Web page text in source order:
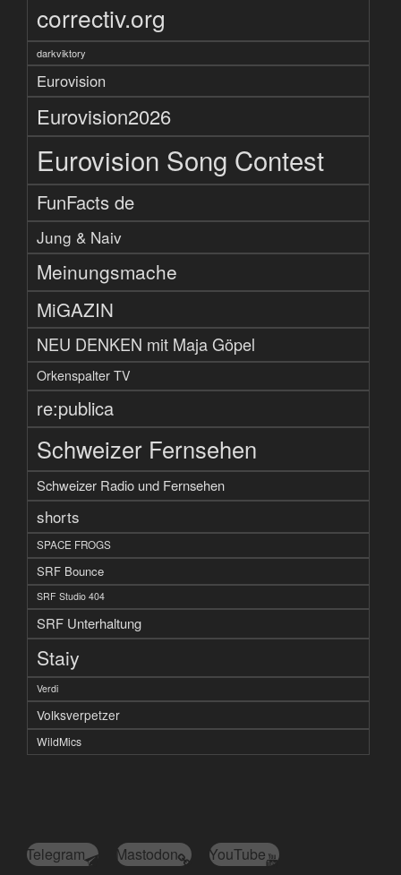
correctiv.org
darkviktory
Eurovision
Eurovision2026
Eurovision Song Contest
FunFacts de
Jung & Naiv
Meinungsmache
MiGAZIN
NEU DENKEN mit Maja Göpel
Orkenspalter TV
re:publica
Schweizer Fernsehen
Schweizer Radio und Fernsehen
shorts
SPACE FROGS
SRF Bounce
SRF Studio 404
SRF Unterhaltung
Staiy
Verdi
Volksverpetzer
WildMics
Telegram Mastodon YouTube